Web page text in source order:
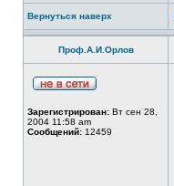
Вернуться наверх
Проф.А.И.Орлов
Зарегистрирован: Вт сен 28,
2004 11:58 am
Сообщений: 12459